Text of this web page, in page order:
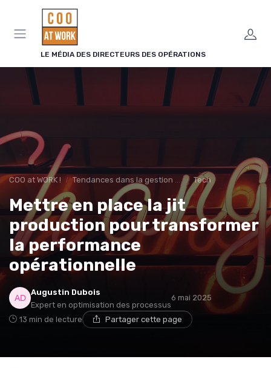
LE MÉDIA DES DIRECTEURS DES OPÉRATIONS
COO at WORK ! Tendances dans la gestion des opérations Tech
Mettre en place la jit
production pour transformer
la performance
opérationnelle
Augustin Dubois
Expert en optimisation des processus
6 mai 2025
13 min de lecture Partager cette page
Panneau de gestion des cookies